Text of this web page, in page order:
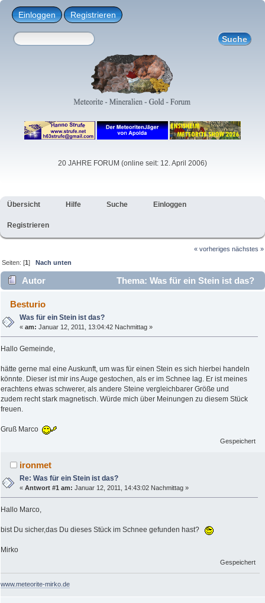
Einloggen Registrieren
20 JAHRE FORUM (online seit: 12. April 2006)
Übersicht Hilfe Suche Einloggen
Registrieren
« vorheriges nächstes »
Seiten: [1]Nach unten
Autor
Thema: Was für ein Stein ist das?
(Gelesen 3629 mal)
Besturio
Was für ein Stein ist das?
«am: Januar 12, 2011, 13:04:42 Nachmittag »
Hallo Gemeinde,
hätte gerne mal eine Auskunft, um was für einen Stein es sich hierbei handeln
könnte. Dieser ist mir ins Auge gestochen, als er im Schnee lag. Er ist meines
erachtens etwas schwerer, als andere Steine vergleichbarer Größe und
zudem recht stark magnetisch. Würde mich über Meinungen zu diesem Stück
freuen.
Gruß Marco
Gespeichert
ironmet
Re: Was für ein Stein ist das?
«Antwort #1 am: Januar 12, 2011, 14:43:02 Nachmittag »
Hallo Marco,
bist Du sicher,das Du dieses Stück im Schnee gefunden hast?
Mirko
Gespeichert
www.meteorite-mirko.de